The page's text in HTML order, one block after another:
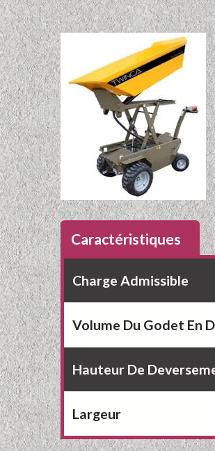
Caractéristiques
Charge Admissible
Volume Du Godet En
Hauteur De
Largeur